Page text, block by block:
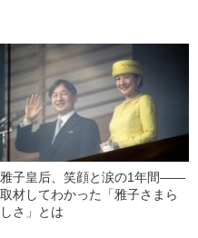
雅子皇后、笑顔と涙の1年間――
取材してわかった「雅子さまら
しさ」とは